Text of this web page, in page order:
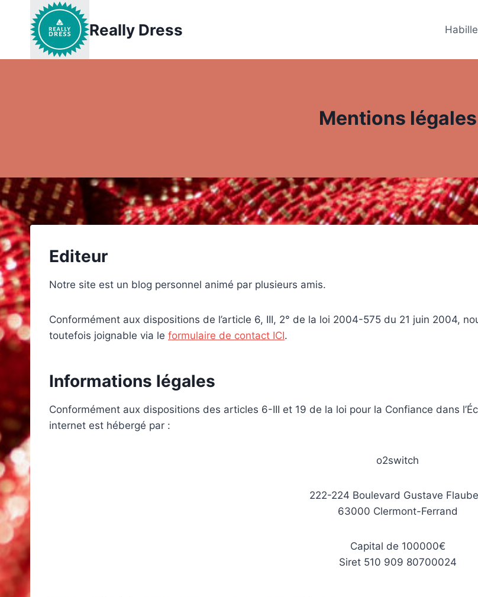
contenu
Really Dress
Mentions légales
Editeur
Notre site est un blog personnel animé par plusieurs amis.
Conformément aux dispositions de l’article 6, III, 2° de la loi 2004-575 du 21 juin 2004,
toutefois joignable via le formulaire de contact ICI.
Informations légales
Conformément aux dispositions des articles 6-III et 19 de la loi pour la Confiance dans
internet est hébergé par :
o2switch
222-224 Boulevard Gustave
63000 Clermont-Ferrand
Capital de 100000€
Siret 510 909 80700024